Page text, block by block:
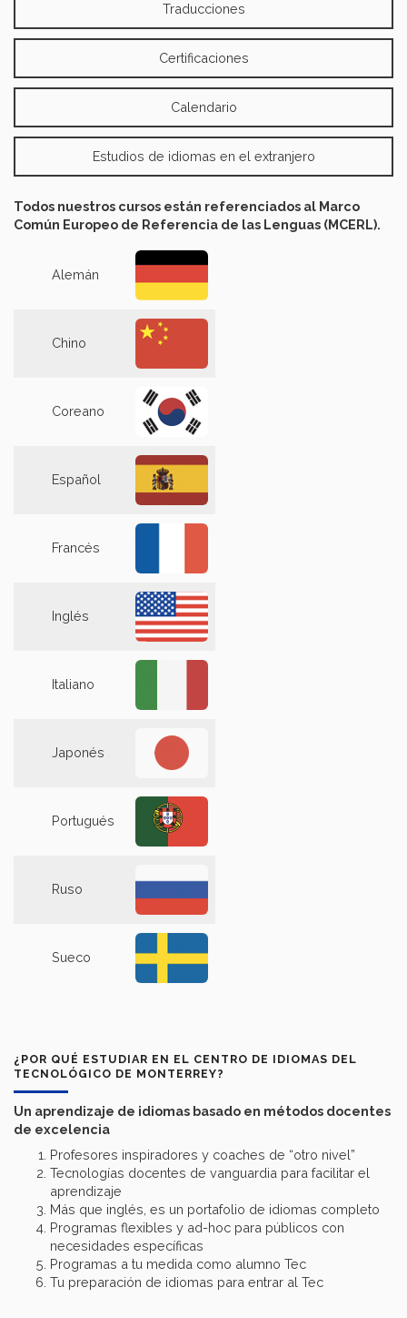
Traducciones
Certificaciones
Calendario
Estudios de idiomas en el extranjero
Todos nuestros cursos están referenciados al Marco
Común Europeo de Referencia de las Lenguas (MCERL).
Alemán
Chino
Coreano
Español
Francés
Inglés
Italiano
Japonés
Portugués
Ruso
Sueco
¿POR QUÉ ESTUDIAR EN EL CENTRO DE IDIOMAS DEL
TECNOLÓGICO DE MONTERREY?
Un aprendizaje de idiomas basado en métodos docentes
de excelencia
Profesores inspiradores y coaches de “otro nivel”
Tecnologías docentes de vanguardia para facilitar el
aprendizaje
Más que inglés, es un portafolio de idiomas completo
Programas flexibles y ad-hoc para públicos con
necesidades específicas
Programas a tu medida como alumno Tec
Tu preparación de idiomas para entrar al Tec